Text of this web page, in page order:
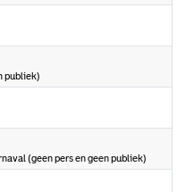
publiek)
(geen pers en geen publiek)